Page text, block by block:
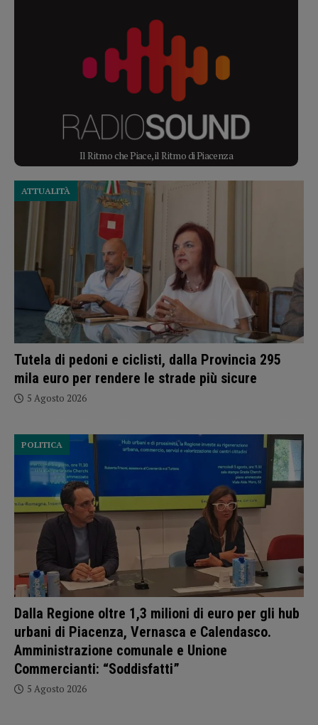
Il Ritmo che Piace, il Ritmo di Piacenza
Tutela di pedoni e ciclisti, dalla Provincia 295
mila euro per rendere le strade più sicure
ATTUALITÀ
5 Agosto 2026
Dalla Regione oltre 1,3 milioni di euro per gli hub
urbani di Piacenza, Vernasca e Calendasco.
Amministrazione comunale e Unione
Commercianti: “Soddisfatti”
POLITICA
5 Agosto 2026